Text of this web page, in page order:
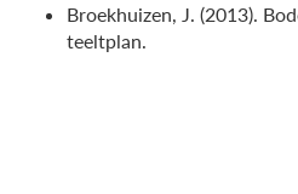
Broekhuizen, J. (2013).
teeltplan.